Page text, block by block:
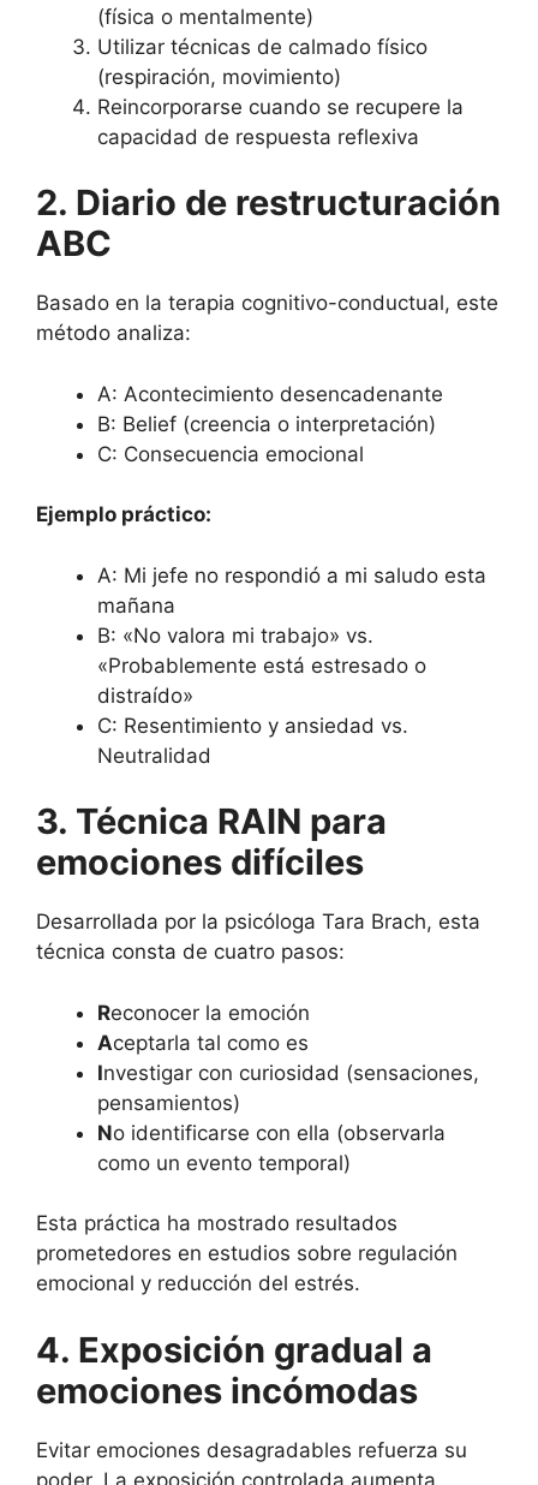
(física o mentalmente)
Utilizar técnicas de calmado físico
(respiración, movimiento)
Reincorporarse cuando se recupere la
capacidad de respuesta reflexiva
2. Diario de restructuración
ABC
Basado en la terapia cognitivo-conductual, este
método analiza:
A: Acontecimiento desencadenante
B: Belief (creencia o interpretación)
C: Consecuencia emocional
Ejemplo práctico:
A: Mi jefe no respondió a mi saludo esta
mañana
B: «No valora mi trabajo» vs.
«Probablemente está estresado o
distraído»
C: Resentimiento y ansiedad vs.
Neutralidad
3. Técnica RAIN para
emociones difíciles
Desarrollada por la psicóloga Tara Brach, esta
técnica consta de cuatro pasos:
Reconocer la emoción
Aceptarla tal como es
Investigar con curiosidad (sensaciones,
pensamientos)
No identificarse con ella (observarla
como un evento temporal)
Esta práctica ha mostrado resultados
prometedores en estudios sobre regulación
emocional y reducción del estrés.
4. Exposición gradual a
emociones incómodas
Evitar emociones desagradables refuerza su
poder. La exposición controlada aumenta